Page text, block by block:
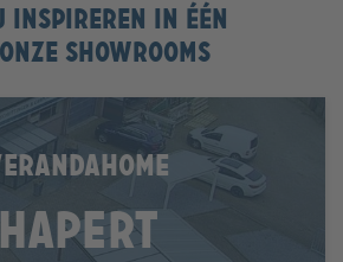
inspireren in één
showrooms
Hapert